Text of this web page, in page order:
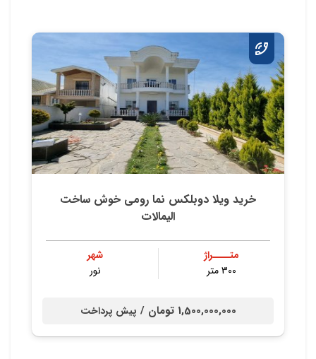
خرید ویلا دوبلکس نما رومی خوش ساخت
الیمالات
متــــراژ
300 متر
شهر
نور
1,500,000,000 تومان / پیش پرداخت